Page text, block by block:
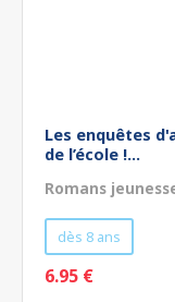
Les enquêtes
de l’école !...
Romans
dès 8 ans
6.95 €